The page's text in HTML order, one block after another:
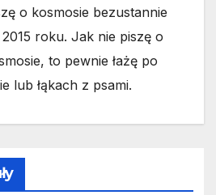
o kosmosie bezustannie
roku. Jak nie piszę o
to pewnie łażę po
lub łąkach z psami.